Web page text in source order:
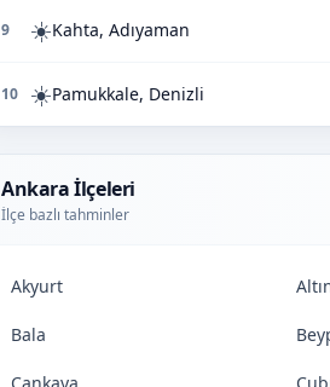
9 ☀️Kahta, Adıyaman
10 ☀️Pamukkale, Denizli
Ankara İlçeleri
İlçe bazlı tahminler
Akyurt
Bala